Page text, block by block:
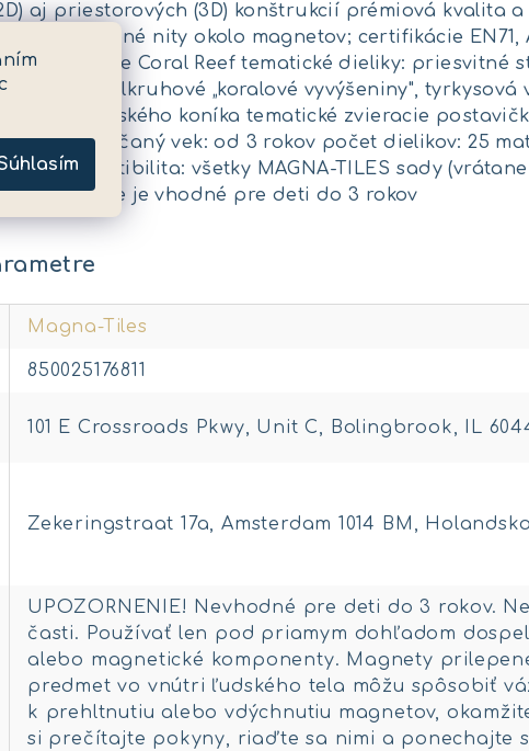
aj priestorových (3D) konštrukcií prémiová kvalita
spevnené nity okolo magnetov; certifikácie
v dizajne Coral Reef tematické dieliky: priesvitné
špička, polkruhové „koralové vyvýšeniny",
rybky a morského koníka tematické zvieracie
odporúčaný vek: od 3 rokov počet dielikov: 25
kompatibilita: všetky MAGNA-TILES sady
— nie je vhodné pre deti do 3 rokov
Magna-Tiles
850025176811
101 E Crossroads Pkwy, Unit C, Bolingbrook, IL
Zekeringstraat 17a, Amsterdam 1014 BM,
UPOZORNENIE! Nevhodné pre deti do 3 rokov.
časti. Používať len pod priamym dohľadom
alebo magnetické komponenty. Magnety
predmet vo vnútri ľudského tela môžu spôsobiť
k prehltnutiu alebo vdýchnutiu magnetov,
si prečítajte pokyny, riaďte sa nimi a ponechajte